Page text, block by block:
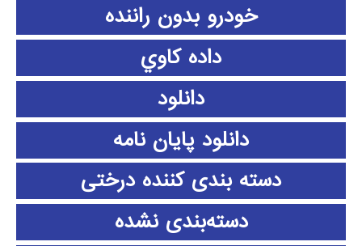
خودرو بدون راننده
داده كاوي
دانلود
دانلود پايان نامه
دسته بندی کننده درختی
دسته‌بندی نشده